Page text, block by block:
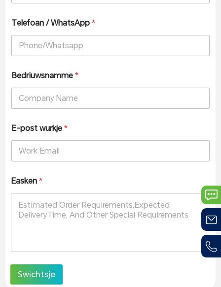
Telefoan / WhatsApp*
Bedriuwsnamme*
E-post wurkje*
Easken*
Swichtsje